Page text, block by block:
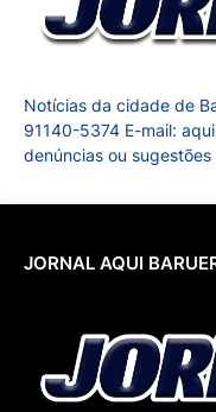
Notícias da cidade de
91140-5374 E-mail:
denúncias ou sugestões
JORNAL AQUI